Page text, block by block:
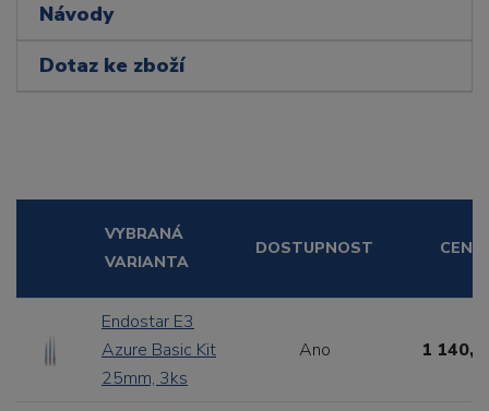
Návody
Dotaz ke zboží
VYBRANÁ
VARIANTA
DOSTUPNOST CENA
Endostar E3
Azure Basic Kit
25mm, 3ks
Ano 1